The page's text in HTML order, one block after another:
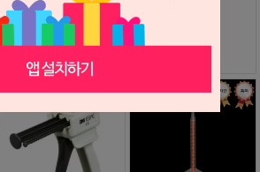
S2502201
32,000원
30,000
30,000원
28,000